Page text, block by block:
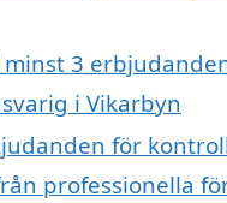
minst 3
i Vikarbyn
för
professionella